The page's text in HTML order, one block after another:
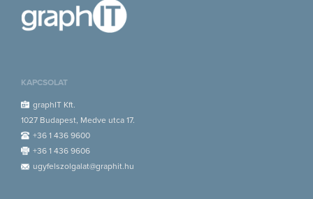
KAPCSOLAT
graphIT Kft.
1027 Budapest, Medve utca 17.
+36 1 436 9600
+36 1 436 9606
ugyfelszolgalat@graphit.hu